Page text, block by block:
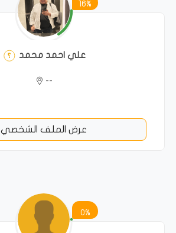
16%
علي احمد محمد
--
عرض الملف الشخصي
0%